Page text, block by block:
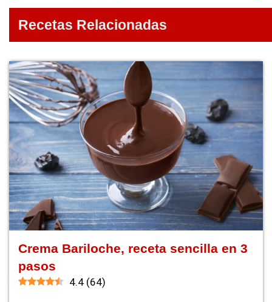
Recetas Relacionadas
Crema Bariloche, receta sencilla en 3
pasos
4.4 (64)